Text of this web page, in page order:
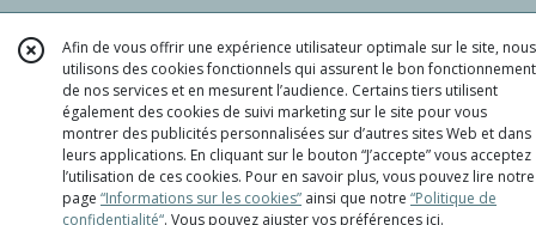
Afin de vous offrir une expérience utilisateur optimale sur le site, nous
utilisons des cookies fonctionnels qui assurent le bon fonctionnement
de nos services et en mesurent l’audience. Certains tiers utilisent
également des cookies de suivi marketing sur le site pour vous
montrer des publicités personnalisées sur d’autres sites Web et dans
leurs applications. En cliquant sur le bouton “J’accepte” vous acceptez
l’utilisation de ces cookies. Pour en savoir plus, vous pouvez lire notre
page “Informations sur les cookies” ainsi que notre “Politique de
confidentialité“. Vous pouvez ajuster vos préférences ici.